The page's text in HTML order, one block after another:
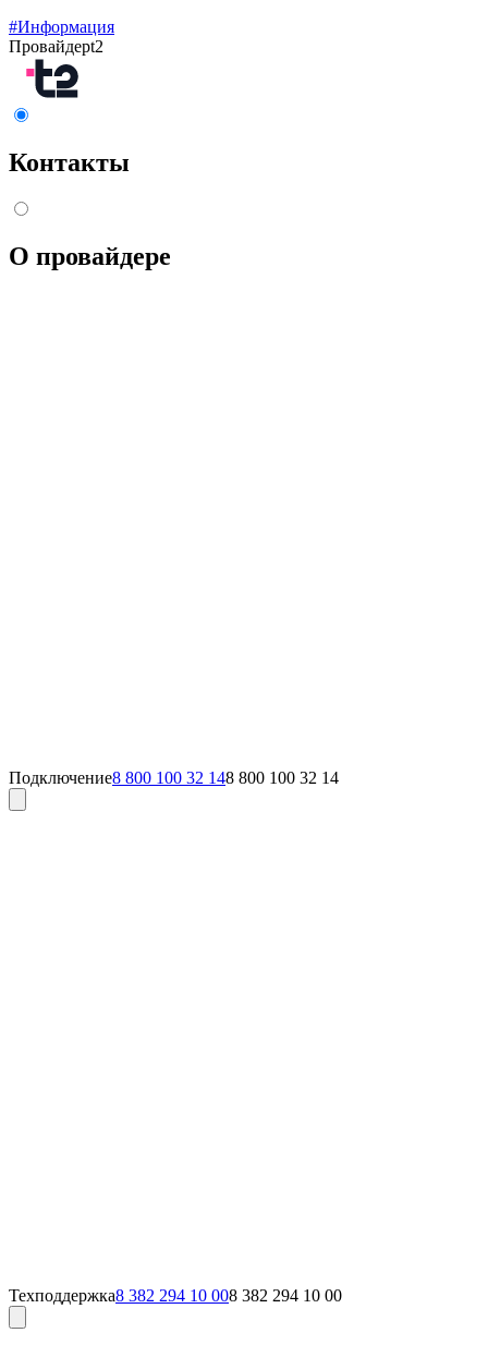
#Информация
Провайдерt2
Контакты
О провайдере
Подключение8 800 100 32 148 800 100 32 14
Техподдержка8 382 294 10 008 382 294 10 00